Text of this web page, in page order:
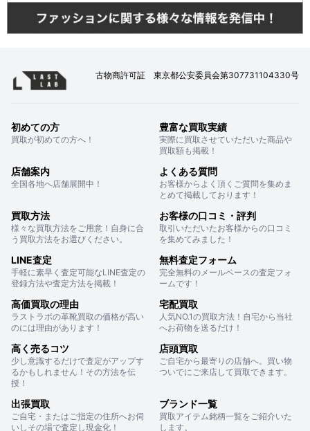
古物商許可証 東京都公安委員会第307731104330号
初めての方
買取が初めての方へ！
豊富な買取実績
実際に買取させていただいた商品や
買取額も掲載！
店舗案内
全国各地へ店舗展開中！
よくある質問
お客様からよく頂くご質問を集めま
とめて掲載しております！
買取方法
様々な買取方法をご用意！自身に合
う買取方法をお選びください。
お客様の口コミ・評判
取引いただいたお客様からの口コミ
を集めてみました！
LINE査定
手軽に素早く査定可能なLINE査定の
登録方法や査定方法を掲載！
無料査定フォーム
完全無料のメールベースの査定フォ
ームです！
高価買取の理由
ラストラボの革靴買取の価格が高い
のには理由があります！
宅配買取
人気NO.1の買取方法！自宅から当社
へお荷物を送るだけ！
高く売るコツ
少し意識するだけで査定がアップす
るかもしれません！その方法を伝
授！
店頭買取
ご自宅から最寄りの店舗へ。買い物
ついでにご来店して買取できます。
出張買取
ご自宅・またはご指定の住所へお伺
いしその場で査定し現金化！
ブランド一覧
買取アイテム銘柄一覧をご紹介いた
します。